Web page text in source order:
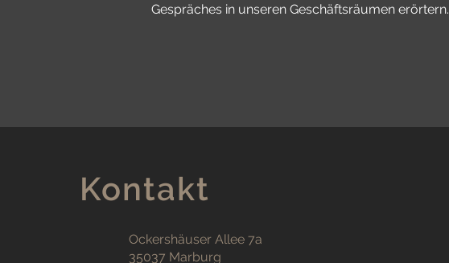
Gespräches in unseren Geschäftsräumen erörtern.
Kontakt
Ockershäuser Allee 7a
35037 Marburg